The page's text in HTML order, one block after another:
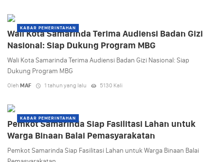
KABAR PEMERINTAHAN
Wali Kota Samarinda Terima Audiensi Badan Gizi
Nasional: Siap Dukung Program MBG
Wali Kota Samarinda Terima Audiensi Badan Gizi Nasional: Siap
Dukung Program MBG
Oleh MAF 1 tahun yang lalu 5130 Kali
KABAR PEMERINTAHAN
Pemkot Samarinda Siap Fasilitasi Lahan untuk
Warga Binaan Balai Pemasyarakatan
Pemkot Samarinda Siap Fasilitasi Lahan untuk Warga Binaan Balai